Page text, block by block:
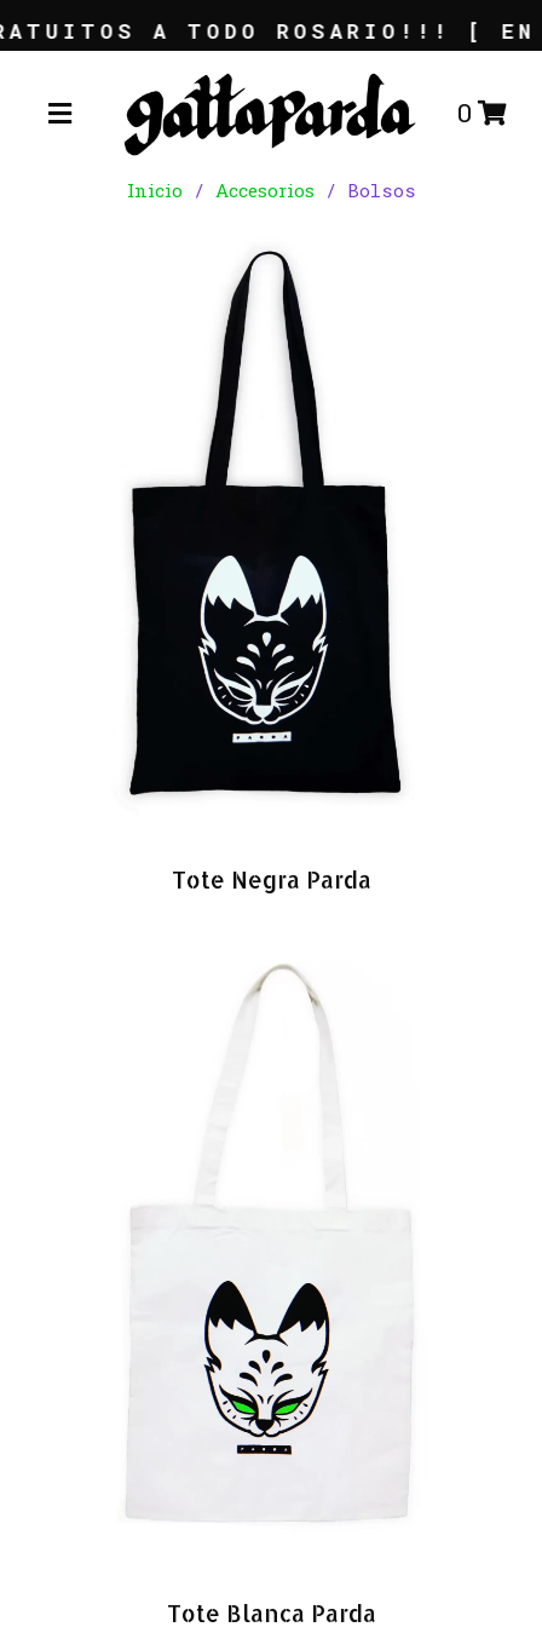
A TODO ROSARIO!!! [ EN
0
Inicio / Accesorios / Bolsos
Tote Negra Parda
Tote Blanca Parda